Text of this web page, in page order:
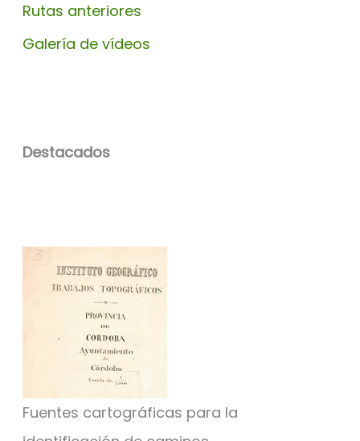
Rutas anteriores
Galería de vídeos
Destacados
Fuentes cartográficas para la